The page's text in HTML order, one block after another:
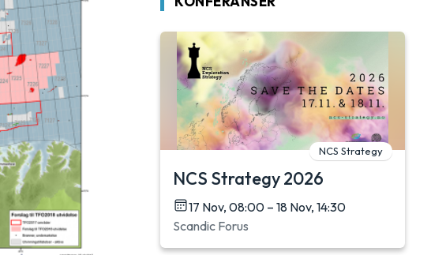
NCS Strategy
NCS Strategy 2026
17 Nov, 08:00 – 18 Nov, 14:30
Scandic Forus